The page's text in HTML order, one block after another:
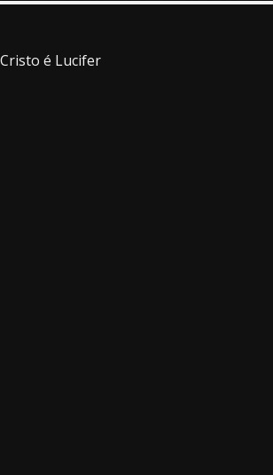
Cristo é Lucifer